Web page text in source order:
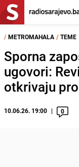
/ METROMAHALA / TEME
Sporna
ugovori:
otkrivaju
10.06.26. 19:00 0